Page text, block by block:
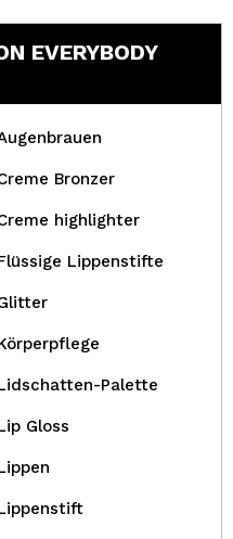
EVERYBODY
Bronzer
highlighter
Lippenstifte
Palette
Gloss